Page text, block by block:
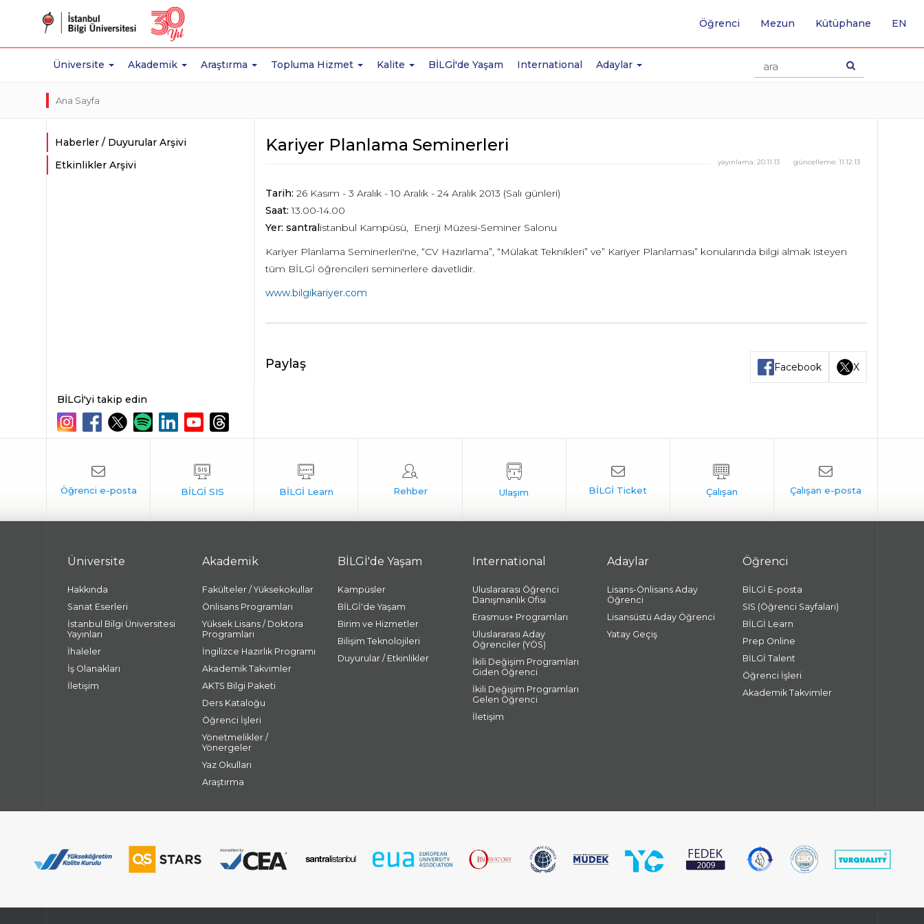
Üniversite Akademik Araştırma Topluma Hizmet Kalite BİLGİ'de Yaşam International Adaylar
Öğrenci Mezun Kütüphane EN
Ana Sayfa
Haberler / Duyurular Arşivi
Etkinlikler Arşivi
Kariyer Planlama Seminerleri
güncelleme: 11.12.13
yayınlama: 20.11.13
Tarih: 26 Kasım - 3 Aralık - 10 Aralık - 24 Aralık 2013 (Salı günleri)
Saat: 13.00-14.00
Yer: santralistanbul Kampüsü, Enerji Müzesi-Seminer Salonu
Kariyer Planlama Seminerleri'ne, “CV Hazırlama”, “Mülakat Teknikleri” ve” Kariyer Planlaması” konularında bilgi almak isteyen
tüm BİLGİ öğrencileri seminerlere davetlidir.
www.bilgikariyer.com
Paylaş Facebook X
BİLGİ'yi takip edin
Üniversite
Hakkında
Sanat Eserleri
İstanbul Bilgi Üniversitesi
Yayınları
İhaleler
İş Olanakları
İletişim
Akademik
Fakülteler / Yüksekokullar
Önlisans Programları
Yüksek Lisans / Doktora
Programları
İngilizce Hazırlık Programı
Akademik Takvimler
AKTS Bilgi Paketi
Ders Kataloğu
Öğrenci İşleri
Yönetmelikler /
Yönergeler
Yaz Okulları
Araştırma
BİLGİ'de Yaşam
Kampüsler
BİLGİ'de Yaşam
Birim ve Hizmetler
Bilişim Teknolojileri
Duyurular / Etkinlikler
International
Uluslararası Öğrenci
Danışmanlık Ofisi
Erasmus+ Programları
Uluslararası Aday
Öğrenciler (YÖS)
İkili Değişim Programları
Giden Öğrenci
İkili Değişim Programları
Gelen Öğrenci
İletişim
Adaylar
Lisans-Önlisans Aday
Öğrenci
Lisansüstü Aday Öğrenci
Yatay Geçiş
Öğrenci
BİLGİ E-posta
SIS (Öğrenci Sayfaları)
BİLGİ Learn
Prep Online
BİLGİ Talent
Öğrenci İşleri
Akademik Takvimler